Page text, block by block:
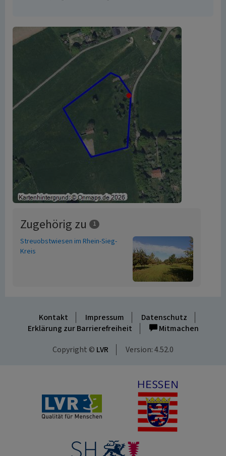
Zugehörig zu 1
Streuobstwiesen im Rhein-Sieg-
Kreis
Kontakt Impressum
Datenschutz
Erklärung zur Barrierefreiheit
Mitmachen
Copyright © LVR Version: 4.52.0